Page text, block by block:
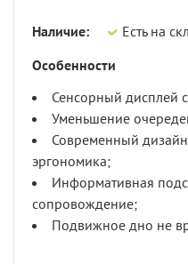
Наличие:
Есть на
Особенности
Сенсорный дисплей
Уменьшение
Современный
эргономика;
Информативная
сопровождение;
Подвижное дно не